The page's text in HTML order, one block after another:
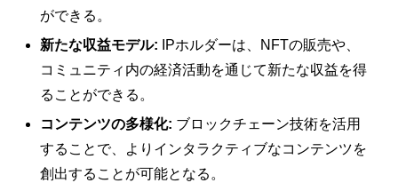
ができる。
新たな収益モデル: IPホルダーは、NFTの販売や、
コミュニティ内の経済活動を通じて新たな収益を得
ることができる。
コンテンツの多様化: ブロックチェーン技術を活用
することで、よりインタラクティブなコンテンツを
創出することが可能となる。